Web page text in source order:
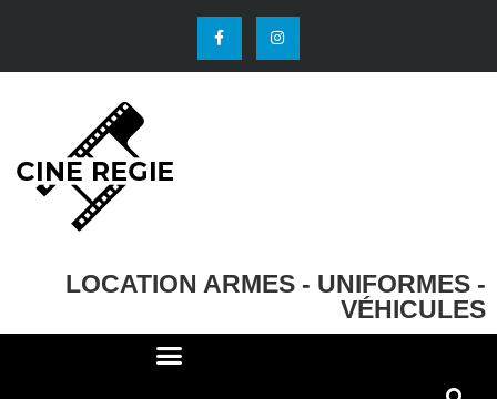
LOCATION ARMES - UNIFORMES -
VÉHICULES